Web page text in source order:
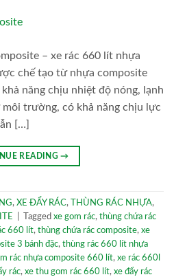
– xe rác 660 lít nhựa
chế tạo từ nhựa composite
năng chịu nhiệt độ nóng, lạnh
trường, có khả năng chịu lực
[…]
READING→
, XE ĐẨY RÁC, THÙNG RÁC NHỰA,
Tagged xe gom rác, thùng chứa rác
660 lít, thùng chứa rác composite, xe
3 bánh đặc, thùng rác 660 lít nhựa
rác nhựa composite 660 lít, xe rác 660l
rác, xe thu gom rác 660 lít, xe đẩy rác